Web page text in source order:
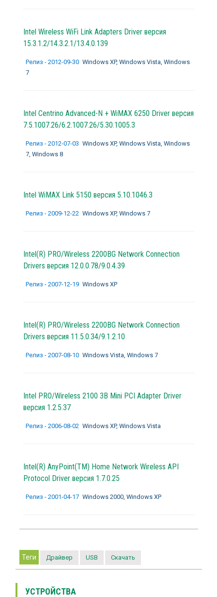
Intel Wireless WiFi Link Adapters Driver версия
15.3.1.2/14.3.2.1/13.4.0.139
Релиз - 2012-09-30 Windows XP, Windows Vista, Windows
7
Intel Centrino Advanced-N + WiMAX 6250 Driver версия
7.5.1007.26/6.2.1007.26/5.30.1005.3
Релиз - 2012-07-03 Windows XP, Windows Vista, Windows
7, Windows 8
Intel WiMAX Link 5150 версия 5.10.1046.3
Релиз - 2009-12-22 Windows XP, Windows 7
Intel(R) PRO/Wireless 2200BG Network Connection
Drivers версия 12.0.0.78/9.0.4.39
Релиз - 2007-12-19 Windows XP
Intel(R) PRO/Wireless 2200BG Network Connection
Drivers версия 11.5.0.34/9.1.2.10
Релиз - 2007-08-10 Windows Vista, Windows 7
Intel PRO/Wireless 2100 3B Mini PCI Adapter Driver
версия 1.2.5.37
Релиз - 2006-08-02 Windows XP, Windows Vista
Intel(R) AnyPoint(TM) Home Network Wireless API
Protocol Driver версия 1.7.0.25
Релиз - 2001-04-17 Windows 2000, Windows XP
Теги Драйвер USB Скачать
УСТРОЙСТВА